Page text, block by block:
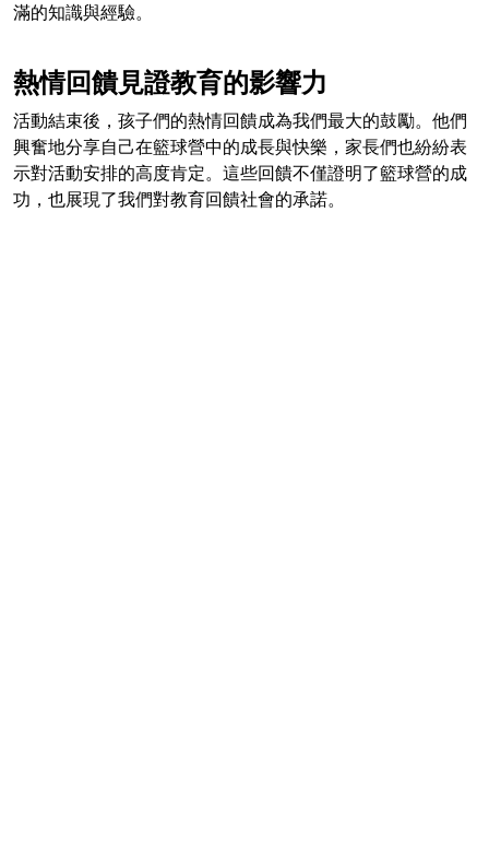
滿的知識與經驗。
熱情回饋見證教育的影響力
活動結束後，孩子們的熱情回饋成為我們最大的鼓勵。他們
興奮地分享自己在籃球營中的成長與快樂，家長們也紛紛表
示對活動安排的高度肯定。這些回饋不僅證明了籃球營的成
功，也展現了我們對教育回饋社會的承諾。